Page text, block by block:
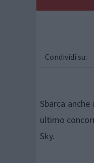
Condividi su:
Sbarca
ultimo
Sky.